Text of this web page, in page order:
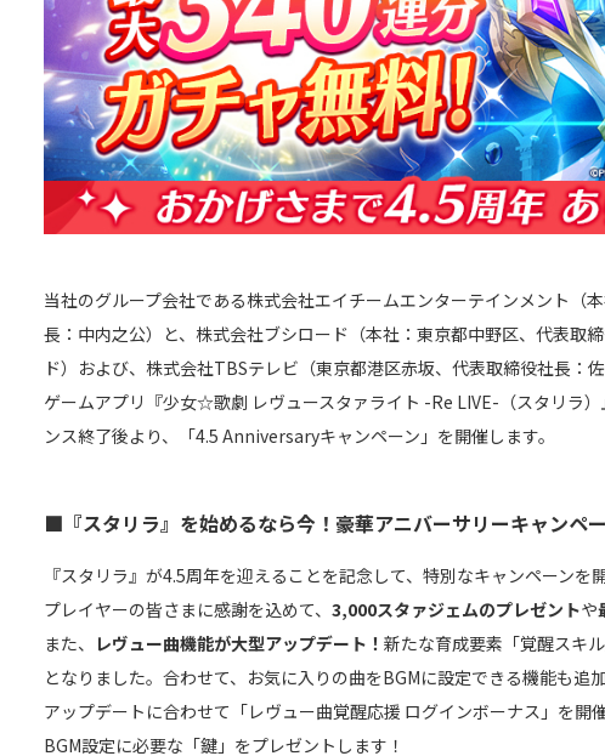
当社のグループ会社である株式会社エイチームエンターテインメント（
長：中内之公）と、株式会社ブシロード（本社：東京都中野区、代表取
ド）および、株式会社TBSテレビ（東京都港区赤坂、代表取締役社長：
ゲームアプリ『少女☆歌劇 レヴュースタァライト -Re LIVE-（スタリラ
ンス終了後より、「4.5 Anniversaryキャンペーン」を開催します。
■『スタリラ』を始めるなら今！豪華アニバーサリーキャンペ
『スタリラ』が4.5周年を迎えることを記念して、特別なキャンペーンを
プレイヤーの皆さまに感謝を込めて、 3,000スタァジェムのプレゼントや
また、 レヴュー曲機能が大型アップデート！ 新たな育成要素「覚醒スキ
となりました。合わせて、お気に入りの曲をBGMに設定できる機能も追
アップデートに合わせて「レヴュー曲覚醒応援 ログインボーナス」を開
BGM設定に必要な「鍵」をプレゼントします！